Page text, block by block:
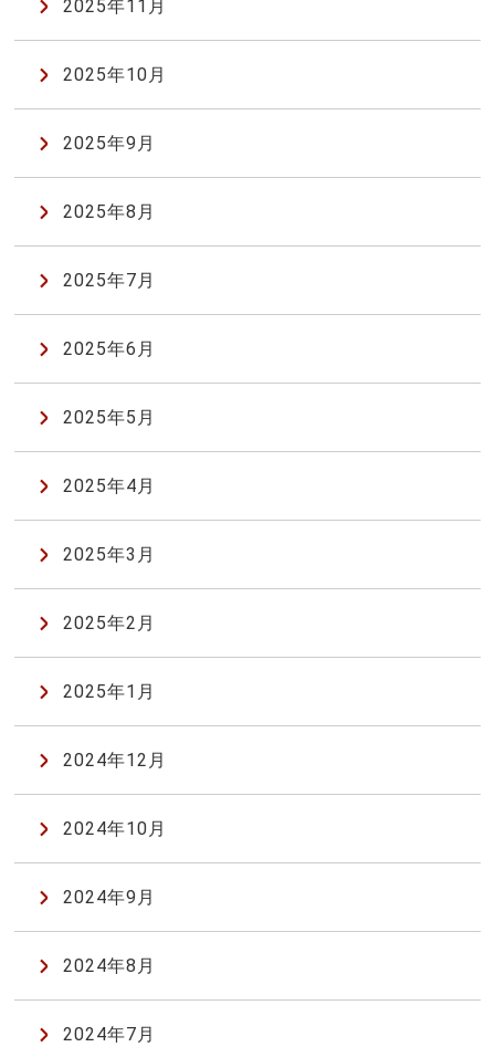
2025年11月
2025年10月
2025年9月
2025年8月
2025年7月
2025年6月
2025年5月
2025年4月
2025年3月
2025年2月
2025年1月
2024年12月
2024年10月
2024年9月
2024年8月
2024年7月